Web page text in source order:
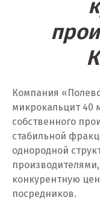
Урай
Уфа
Учалы
Фрязино
Компания
микрокальцит 40
собственного
стабильной
однородной
конкурентную
посредников.